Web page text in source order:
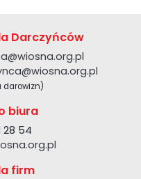
Darczyńców
darowizn)
biura
28 54
firm